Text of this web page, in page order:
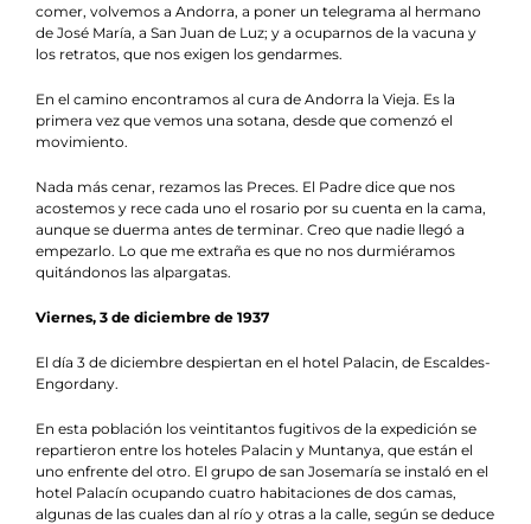
comer, volvemos a Andorra, a poner un telegrama al hermano
de José María, a San Juan de Luz; y a ocuparnos de la vacuna y
los retratos, que nos exigen los gendarmes.
En el camino encontramos al cura de Andorra la Vieja. Es la
primera vez que vemos una sotana, desde que comenzó el
movimiento.
Nada más cenar, rezamos las Preces. El Padre dice que nos
acostemos y rece cada uno el rosario por su cuenta en la cama,
aunque se duerma antes de terminar. Creo que nadie llegó a
empezarlo. Lo que me extraña es que no nos durmiéramos
quitándonos las alpargatas.
Viernes, 3 de diciembre de 1937
El día 3 de diciembre despiertan en el hotel Palacin, de Escaldes-
Engordany.
En esta población los veintitantos fugitivos de la expedición se
repartieron entre los hoteles Palacin y Muntanya, que están el
uno enfrente del otro. El grupo de san Josemaría se instaló en el
hotel Palacín ocupando cuatro habitaciones de dos camas,
algunas de las cuales dan al río y otras a la calle, según se deduce